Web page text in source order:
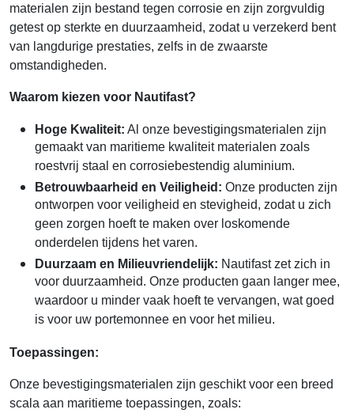
materialen zijn bestand tegen corrosie en zijn zorgvuldig
getest op sterkte en duurzaamheid, zodat u verzekerd bent
van langdurige prestaties, zelfs in de zwaarste
omstandigheden.
Waarom kiezen voor Nautifast?
Hoge Kwaliteit: Al onze bevestigingsmaterialen zijn
gemaakt van maritieme kwaliteit materialen zoals
roestvrij staal en corrosiebestendig aluminium.
Betrouwbaarheid en Veiligheid: Onze producten zijn
ontworpen voor veiligheid en stevigheid, zodat u zich
geen zorgen hoeft te maken over loskomende
onderdelen tijdens het varen.
Duurzaam en Milieuvriendelijk: Nautifast zet zich in
voor duurzaamheid. Onze producten gaan langer mee,
waardoor u minder vaak hoeft te vervangen, wat goed
is voor uw portemonnee en voor het milieu.
Toepassingen:
Onze bevestigingsmaterialen zijn geschikt voor een breed
scala aan maritieme toepassingen, zoals: